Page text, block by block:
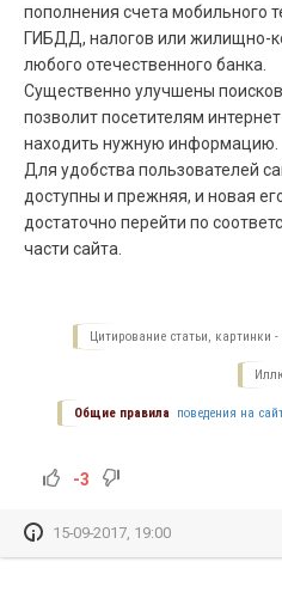
пополнения счета мобильного
ГИБДД, налогов или жилищно-
любого отечественного банка.
Существенно улучшены
позволит посетителям
находить нужную информацию.
Для удобства пользователей
доступны и прежняя, и новая
достаточно перейти по
части сайта.
Цитирование статьи, картинки
Общие правила поведения на
-3
15-09-2017, 19:00